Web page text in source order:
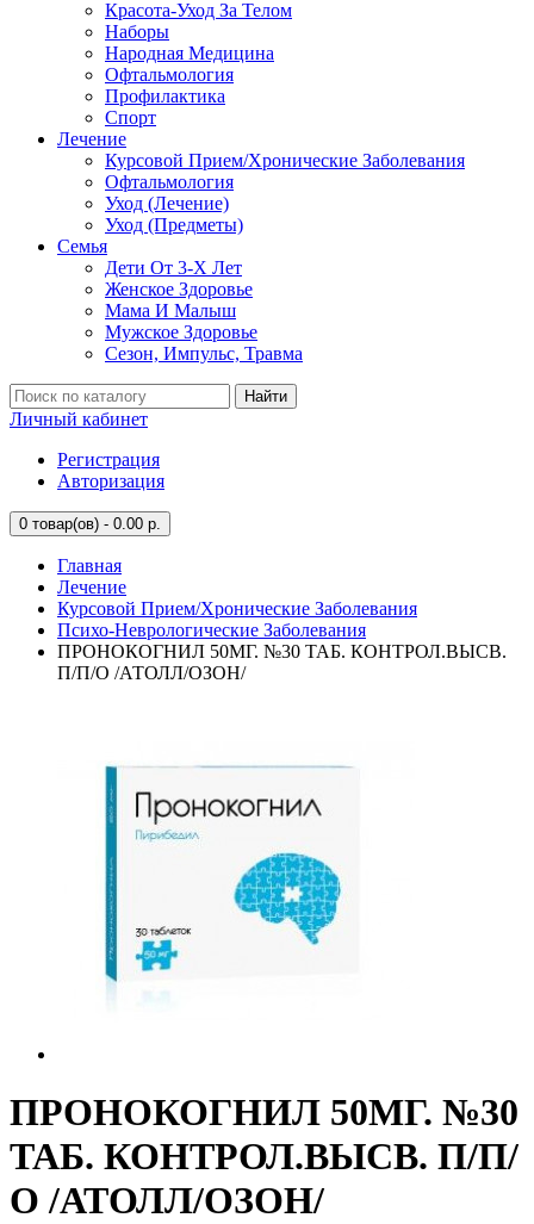
Красота-Уход За Телом
Наборы
Народная Медицина
Офтальмология
Профилактика
Спорт
Лечение
Курсовой Прием/Хронические Заболевания
Офтальмология
Уход (Лечение)
Уход (Предметы)
Семья
Дети От 3-Х Лет
Женское Здоровье
Мама И Малыш
Мужское Здоровье
Сезон, Импульс, Травма
Найти
Личный кабинет
Регистрация
Авторизация
0 товар(ов) - 0.00 р.
Главная
Лечение
Курсовой Прием/Хронические Заболевания
Психо-Неврологические Заболевания
ПРОНОКОГНИЛ 50МГ. №30 ТАБ. КОНТРОЛ.ВЫСВ.
П/П/О /АТОЛЛ/ОЗОН/
ПРОНОКОГНИЛ 50МГ. №30
ТАБ. КОНТРОЛ.ВЫСВ. П/П/
О /АТОЛЛ/ОЗОН/